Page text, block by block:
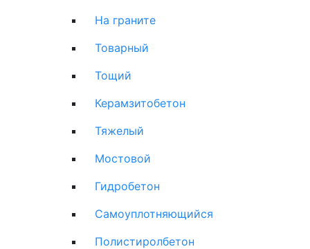
На граните
Товарный
Тощий
Керамзитобетон
Тяжелый
Мостовой
Гидробетон
Самоуплотняющийся
Полистиролбетон